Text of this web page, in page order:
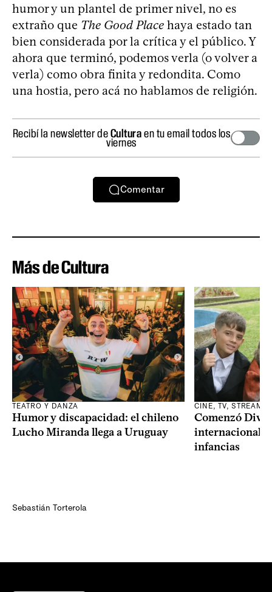
humor y un plantel de primer nivel, no es
extraño que The Good Place haya estado tan
bien considerada por la crítica y el público. Y
ahora que terminó, podemos verla (o volver a
verla) como obra finita y redondita. Como
una hostia, pero acá no hablamos de religión.
Recibí la newsletter deCulturaen tu email todos los
viernes
Comentar
Más de Cultura
TEATRO Y DANZA
Humor y discapacidad: el chileno
Lucho Miranda llega a Uruguay
Sebastián Torterola
CINE, TV,
Comenzó
internacional
infancias